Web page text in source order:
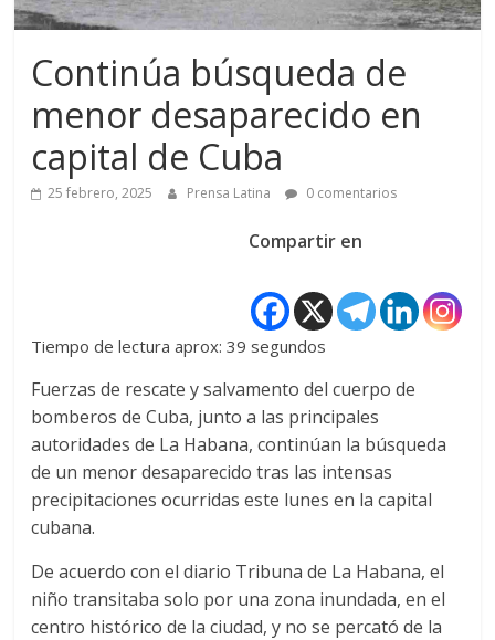
Continúa búsqueda de
menor desaparecido en
capital de Cuba
25 febrero, 2025 Prensa Latina 0 comentarios
Compartir en
Tiempo de lectura aprox: 39 segundos
Fuerzas de rescate y salvamento del cuerpo de
bomberos de Cuba, junto a las principales
autoridades de La Habana, continúan la búsqueda
de un menor desaparecido tras las intensas
precipitaciones ocurridas este lunes en la capital
cubana.
De acuerdo con el diario Tribuna de La Habana, el
niño transitaba solo por una zona inundada, en el
centro histórico de la ciudad, y no se percató de la